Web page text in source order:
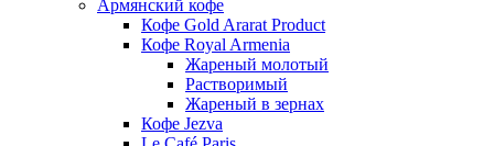
Армянский кофе
Кофе Gold Ararat Product
Кофе Royal Armenia
Жареный молотый
Растворимый
Жареный в зернах
Кофе Jezva